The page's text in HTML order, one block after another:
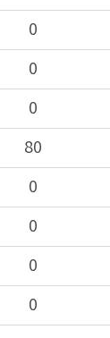
0
0
0
80
0
0
0
0